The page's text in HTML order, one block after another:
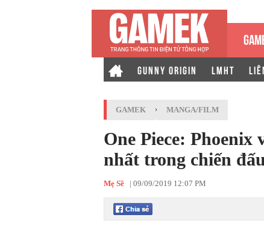
GUNNY ORIGIN LMHT
GAMEK › MANGA/FILM
One Piece: Phoenix
nhất trong chiến
Mẹ Sề | 09/09/2019 12:07 PM